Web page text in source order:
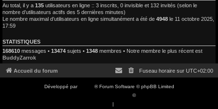
Au total, il y a 135 utilisateurs en ligne :: 3 inscrits, 0 invisible et 132 invités (selon le
nombre d’utilisateurs actifs des 5 dernières minutes)
Le nombre maximal d’utilisateurs en ligne simultanément a été de 4948 le 11 octobre 2025,
17:59
STATISTIQUES
168610 messages • 13474 sujets • 1348 membres • Notre membre le plus récent est
BuddyZarrok
Accueil du forum Fuseau horaire sur UTC+02:00
Développé par
® Forum Software © phpBB Limited
©
|